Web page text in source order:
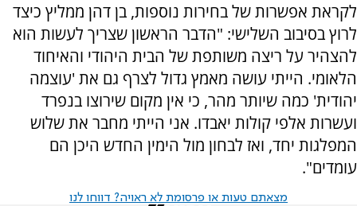
לקראת אפשרות של בחירות נוספות, בן דהן ממליץ כיצד
לרוץ בסיבוב השלישי: "הדבר הראשון שצריך לעשות הוא
להצהיר על ריצה משותפת של הבית היהודי והאיחוד
הלאומי. הייתי עושה מאמץ גדול לצרף גם את 'עוצמה
יהודית' כמה שיותר מהר, כי אין מקום שירוצו בנפרד
ועשרות אלפי קולות יאבדו. אני הייתי מחבר את שלוש
המפלגות יחד, ואז לבחון מול הימין החדש היכן הם
עומדים".
מצאתם טעות או פרסומת לא ראויה? דווחו לנו